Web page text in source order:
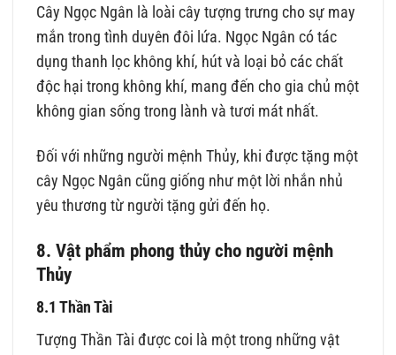
Cây Ngọc Ngân là loài cây tượng trưng cho sự may
mắn trong tình duyên đôi lứa. Ngọc Ngân có tác
dụng thanh lọc không khí, hút và loại bỏ các chất
độc hại trong không khí, mang đến cho gia chủ một
không gian sống trong lành và tươi mát nhất.
Đối với những người mệnh Thủy, khi được tặng một
cây Ngọc Ngân cũng giống như một lời nhắn nhủ
yêu thương từ người tặng gửi đến họ.
8. Vật phẩm phong thủy cho người mệnh
Thủy
8.1 Thần Tài
Tượng Thần Tài được coi là một trong những vật